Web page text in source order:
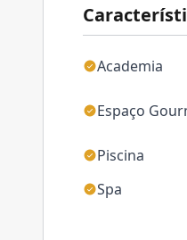
Academia
Espaço
Piscina
Spa